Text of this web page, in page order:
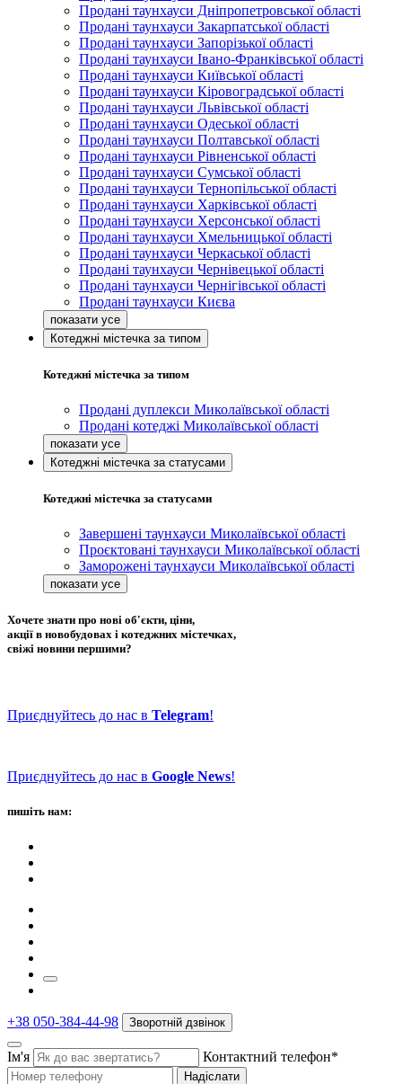
Продані таунхауси Дніпропетровської області
Продані таунхауси Закарпатської області
Продані таунхауси Запорізької області
Продані таунхауси Івано-Франківської області
Продані таунхауси Київської області
Продані таунхауси Кіровоградської області
Продані таунхауси Львівської області
Продані таунхауси Одеської області
Продані таунхауси Полтавської області
Продані таунхауси Рівненської області
Продані таунхауси Сумської області
Продані таунхауси Тернопільської області
Продані таунхауси Харківської області
Продані таунхауси Херсонської області
Продані таунхауси Хмельницької області
Продані таунхауси Черкаської області
Продані таунхауси Чернівецької області
Продані таунхауси Чернігівської області
Продані таунхауси Києва
Котеджні містечка за типом
Котеджні містечка за типом
Продані дуплекси Миколаївської області
Продані котеджі Миколаївської області
Котеджні містечка за статусами
Котеджні містечка за статусами
Завершені таунхауси Миколаївської області
Проєктовані таунхауси Миколаївської області
Заморожені таунхауси Миколаївської області
Хочете знати про нові об'єкти, ціни,
акції в новобудовах і котеджних містечках,
свіжі новини першими?
Приєднуйтесь до нас в Telegram!
Приєднуйтесь до нас в Google News!
пишіть нам:
+38 050-384-44-98 Зворотній дзвінок
Ім'я Контактний телефон*
Надіслати